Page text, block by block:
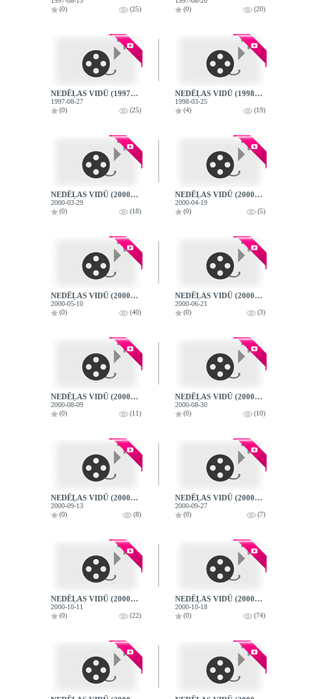
(0)
(25)
(0)
(20)
NEDĒĻAS VIDŪ (1997-08-27)
1997-08-27
(0)
(25)
NEDĒĻAS VIDŪ (1998-03-25)
1998-03-25
(4)
(19)
NEDĒĻAS VIDŪ (2000-03-29)
2000-03-29
(0)
(18)
NEDĒĻAS VIDŪ (2000-04-19)
2000-04-19
(0)
(5)
NEDĒĻAS VIDŪ (2000-05-10)
2000-05-10
(0)
(40)
NEDĒĻAS VIDŪ (2000-06-21)
2000-06-21
(0)
(3)
NEDĒĻAS VIDŪ (2000-08-09)
2000-08-09
(0)
(11)
NEDĒĻAS VIDŪ (2000-08-30)
2000-08-30
(0)
(10)
NEDĒĻAS VIDŪ (2000-09-13)
2000-09-13
(0)
(8)
NEDĒĻAS VIDŪ (2000-09-27)
2000-09-27
(0)
(7)
NEDĒĻAS VIDŪ (2000-10-11)
2000-10-11
(0)
(22)
NEDĒĻAS VIDŪ (2000-10-18)
2000-10-18
(0)
(74)